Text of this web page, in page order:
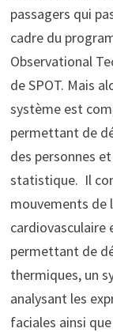
passagers qui
cadre du
Observational
de SPOT. Mais
système est
permettant de
des personnes
statistique. Il
mouvements de
cardiovasculaire
permettant de
thermiques, un
analysant les
faciales ainsi